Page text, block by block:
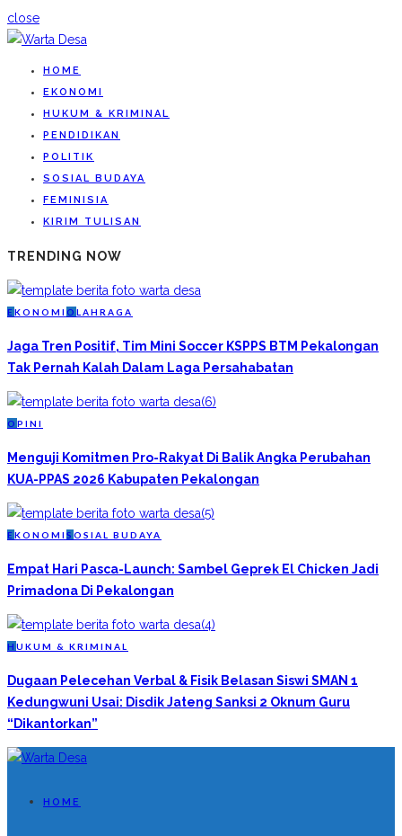
close
HOME
EKONOMI
HUKUM & KRIMINAL
PENDIDIKAN
POLITIK
SOSIAL BUDAYA
FEMINISIA
KIRIM TULISAN
TRENDING NOW
EKONOMI O LAHRAGA
Jaga Tren Positif, Tim Mini Soccer KSPPS BTM Pekalongan
Tak Pernah Kalah Dalam Laga Persahabatan
O PINI
Menguji Komitmen Pro-Rakyat Di Balik Angka Perubahan
KUA-PPAS 2026 Kabupaten Pekalongan
EKONOMI S OSIAL BUDAYA
Empat Hari Pasca-Launch: Sambel Geprek El Chicken Jadi
Primadona Di Pekalongan
H UKUM & KRIMINAL
Dugaan Pelecehan Verbal & Fisik Belasan Siswi SMAN 1
Kedungwuni Usai: Disdik Jateng Sanksi 2 Oknum Guru
“Dikantorkan”
HOME